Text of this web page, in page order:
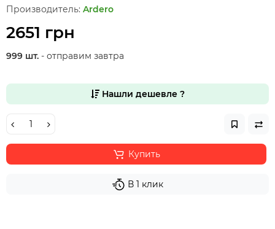
Производитель: Ardero
2651 грн
999 шт. - отправим завтра
Нашли дешевле ?
Купить
В 1 клик